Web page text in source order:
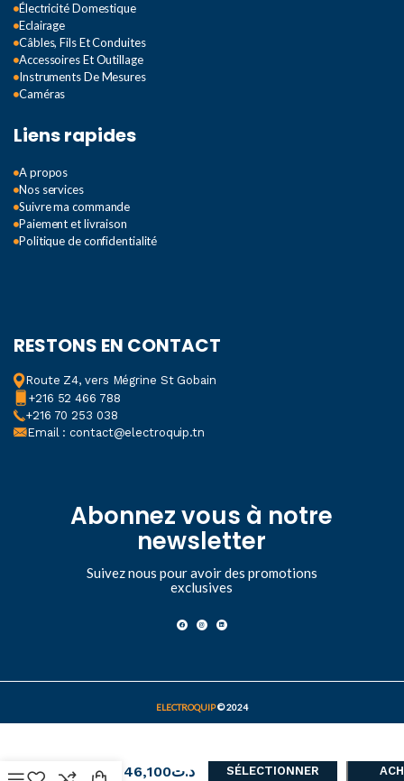
Électricité Domestique
Eclairage
Câbles, Fils Et Conduites
Accessoires Et Outillage
Instruments De Mesures
Caméras
Liens rapides
A propos
Nos services
Suivre ma commande
Paiement et livraison
Politique de confidentialité
RESTONS EN CONTACT
Route Z4, vers Mégrine St Gobain
+216 52 466 788
+216 70 253 038
Email : contact@electroquip.tn
Abonnez vous à notre
newsletter
Suivez nous pour avoir des promotions
exclusives
ELECTROQUIP© 2024
Circulaire
د.ت46,100 SÉLECTIONNER